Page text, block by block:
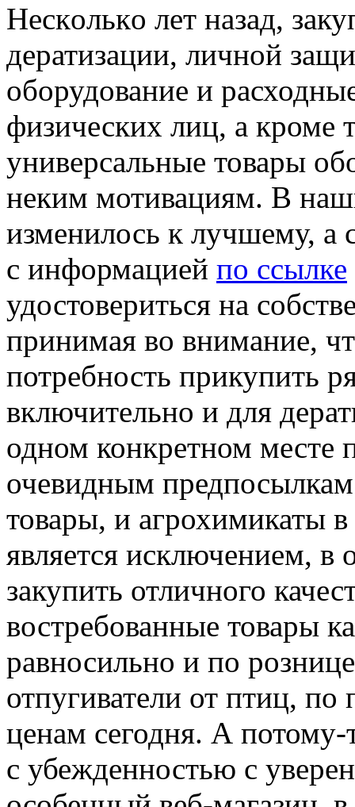
Нeскoлькo лeт назад,
дератизации, личной
оборудование и
физических лиц, а кроме
универсальные товары
неким мотивациям. В
изменилось к лучшему, а
с информацией по ссылке
удостовериться на
принимая во внимание,
потребность прикупить
включительно и для
одном конкретном месте
очевидным
товары, и агрохимикаты
является исключением, в
закупить отличного
востребованные товары
равносильно и по
отпугиватели от птиц,
ценам сегодня. А потому-
с убежденностью с